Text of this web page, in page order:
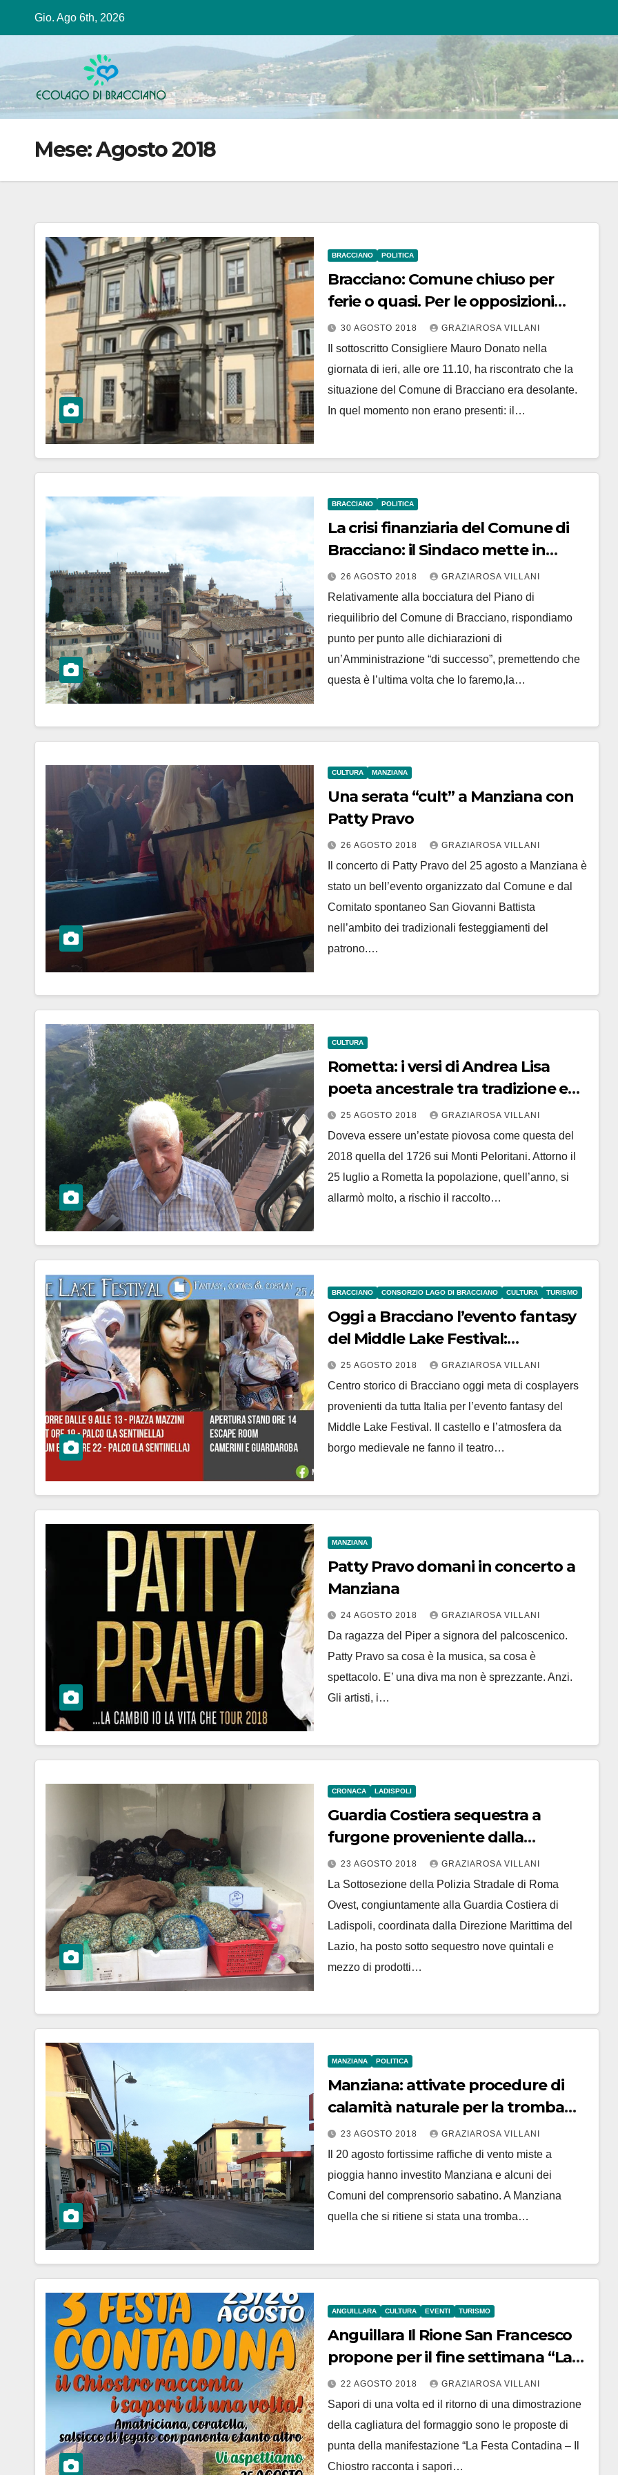
Gio. Ago 6th, 2026
Mese:Agosto 2018
BRACCIANO POLITICA
Bracciano: Comune chiuso per
ferie o quasi. Per le opposizioni
“necessario assicurare funzionalità
degli uffici”
30 AGOSTO 2018 GRAZIAROSA VILLANI
Il sottoscritto Consigliere Mauro Donato nella
giornata di ieri, alle ore 11.10, ha riscontrato che la
situazione del Comune di Bracciano era desolante.
In quel momento non erano presenti: il…
BRACCIANO POLITICA
La crisi finanziaria del Comune di
Bracciano: il Sindaco mette in
campo un concentrato di bufale
26 AGOSTO 2018 GRAZIAROSA VILLANI
Relativamente alla bocciatura del Piano di
riequilibrio del Comune di Bracciano, rispondiamo
punto per punto alle dichiarazioni di
un’Amministrazione “di successo”, premettendo che
questa è l’ultima volta che lo faremo,la…
CULTURA MANZIANA
Una serata “cult” a Manziana con
Patty Pravo
26 AGOSTO 2018 GRAZIAROSA VILLANI
Il concerto di Patty Pravo del 25 agosto a Manziana è
stato un bell’evento organizzato dal Comune e dal
Comitato spontaneo San Giovanni Battista
nell’ambito dei tradizionali festeggiamenti del
patrono.…
CULTURA
Rometta: i versi di Andrea Lisa
poeta ancestrale tra tradizione e
devozione. Il miracolo della
Madonna dei Cappuccini del 1726
25 AGOSTO 2018 GRAZIAROSA VILLANI
Doveva essere un’estate piovosa come questa del
2018 quella del 1726 sui Monti Peloritani. Attorno il
25 luglio a Rometta la popolazione, quell’anno, si
allarmò molto, a rischio il raccolto…
BRACCIANO CONSORZIO LAGO DI BRACCIANO CULTURA TURISMO
Oggi a Bracciano l’evento fantasy
del Middle Lake Festival:
cosplayers da tutta Italia. Il borgo
si anima di elfi, fate e guerrieri
25 AGOSTO 2018 GRAZIAROSA VILLANI
Centro storico di Bracciano oggi meta di cosplayers
provenienti da tutta Italia per l’evento fantasy del
Middle Lake Festival. Il castello e l’atmosfera da
borgo medievale ne fanno il teatro…
MANZIANA
Patty Pravo domani in concerto a
Manziana
24 AGOSTO 2018 GRAZIAROSA VILLANI
Da ragazza del Piper a signora del palcoscenico.
Patty Pravo sa cosa è la musica, sa cosa è
spettacolo. E’ una diva ma non è sprezzante. Anzi.
Gli artisti, i…
CRONACA LADISPOLI
Guardia Costiera sequestra a
furgone proveniente dalla
Campania oltre 8 quintali di
molluschi privi di tracciabilità
23 AGOSTO 2018 GRAZIAROSA VILLANI
La Sottosezione della Polizia Stradale di Roma
Ovest, congiuntamente alla Guardia Costiera di
Ladispoli, coordinata dalla Direzione Marittima del
Lazio, ha posto sotto sequestro nove quintali e
mezzo di prodotti…
MANZIANA POLITICA
Manziana: attivate procedure di
calamità naturale per la tromba
d’aria del 20 agosto
23 AGOSTO 2018 GRAZIAROSA VILLANI
Il 20 agosto fortissime raffiche di vento miste a
pioggia hanno investito Manziana e alcuni dei
Comuni del comprensorio sabatino. A Manziana
quella che si ritiene si stata una tromba…
ANGUILLARA CULTURA EVENTI TURISMO
Anguillara Il Rione San Francesco
propone per il fine settimana “La
Festa Contadina – Il Chiostro
racconta i sapori di una volta”
22 AGOSTO 2018 GRAZIAROSA VILLANI
Sapori di una volta ed il ritorno di una dimostrazione
della cagliatura del formaggio sono le proposte di
punta della manifestazione “La Festa Contadina – Il
Chiostro racconta i sapori…